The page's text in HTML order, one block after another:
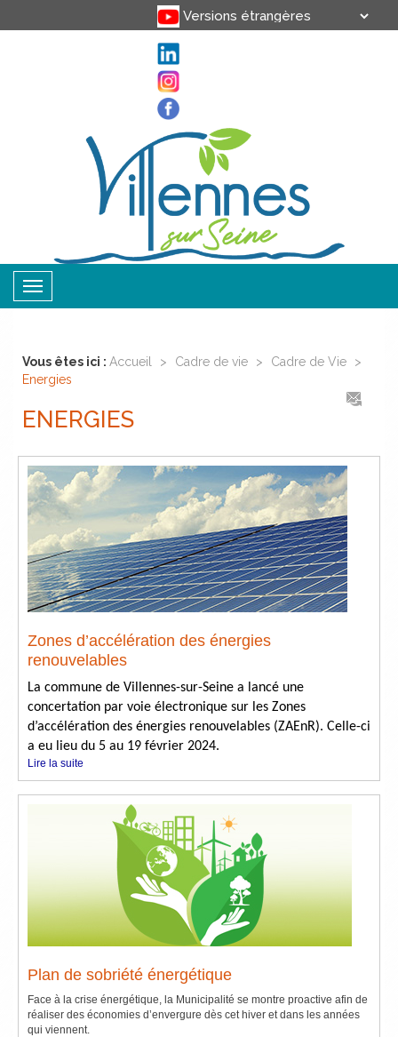
Toggle
navigation
Vous êtes ici : Accueil > Cadre de vie > Cadre de Vie
>
Energies
ENERGIES
Zones d’accélération des énergies
renouvelables
La commune de Villennes-sur-Seine a lancé une
concertation par voie électronique sur les Zones
d’accélération des énergies renouvelables (ZAEnR). Celle-ci
a eu lieu du 5 au 19 février 2024.
Lire la suite
Plan de sobriété énergétique
Face à la crise énergétique, la Municipalité se montre proactive afin de
réaliser des économies d’envergure dès cet hiver et dans les années
qui viennent.